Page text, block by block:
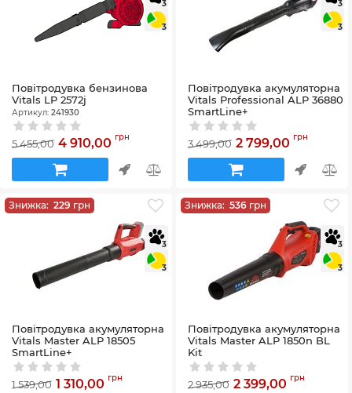
3
3
Повітродувка бензинова
Vitals LP 2572j
Артикул: 241930
5 455,00 4 910,00 грн
3
3
Повітродувка акумуляторна
Vitals Professional ALP 36880
SmartLine+
Артикул:196080
3 499,00 2 799,00 грн
Знижка: 229 грн
3
3
Повітродувка акумуляторна
Vitals Master ALP 18505
SmartLine+
Артикул:196079
1 539,00 1 310,00 грн
Знижка: 536 грн
3
3
Повітродувка акумуляторна
Vitals Master ALP 1850n BL
Kit
Артикул:235900
2 935,00 2 399,00 грн